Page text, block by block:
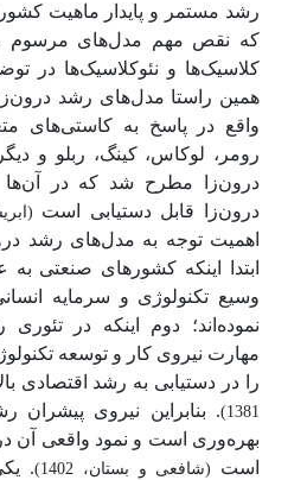
رشد مستمر و پایدار ماهیت
که نقص مهم مدل‌های مرسوم
کلاسیک‌ها و نئوکلاسیک‌ها در
همین راستا مدل‌های رشد
واقع در پاسخ به کاستی‌های
رومر، لوکاس، کینگ، ربلو و
درون‌زا مطرح شد که در آن‌ها
درون‌زا قابل دستیابی است
اهمیت توجه به مدل‌های رشد
ابتدا اینکه کشورهای صنعتی به
وسیع تکنولوژی و سرمایه
نموده‌اند؛ دوم اینکه در
مهارت نیروی کار و توسعه
را در دستیابی به رشد اقتصادی
1381) . بنابراین نیروی پیشران
بهره‌وری است و نمود واقعی آن
است
(شافعی و بستان، 1402)
.